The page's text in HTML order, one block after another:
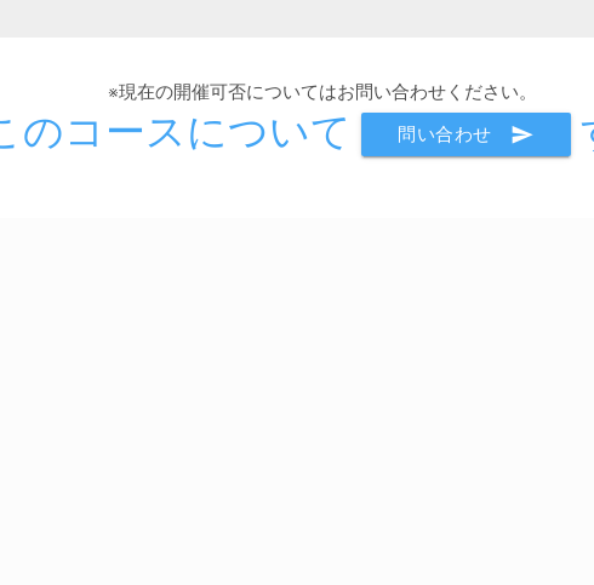
※現在の開催可否についてはお問い合わせください。
のコースについて 問い合わせ send